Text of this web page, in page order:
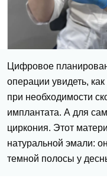
Цифровое
операции увидеть,
при необходимости
имплантата. А для
циркония. Этот
натуральной эмали:
темной полосы у